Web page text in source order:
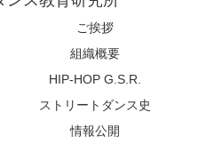
ご挨拶
組織概要
HIP-HOP G.S.R.
ストリートダンス史
情報公開